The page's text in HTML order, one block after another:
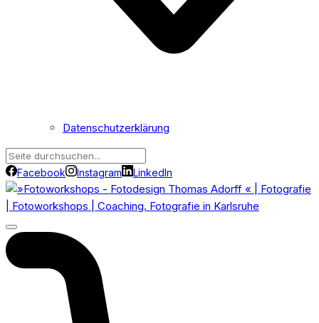
Datenschutzerklärung
Facebook Instagram LinkedIn